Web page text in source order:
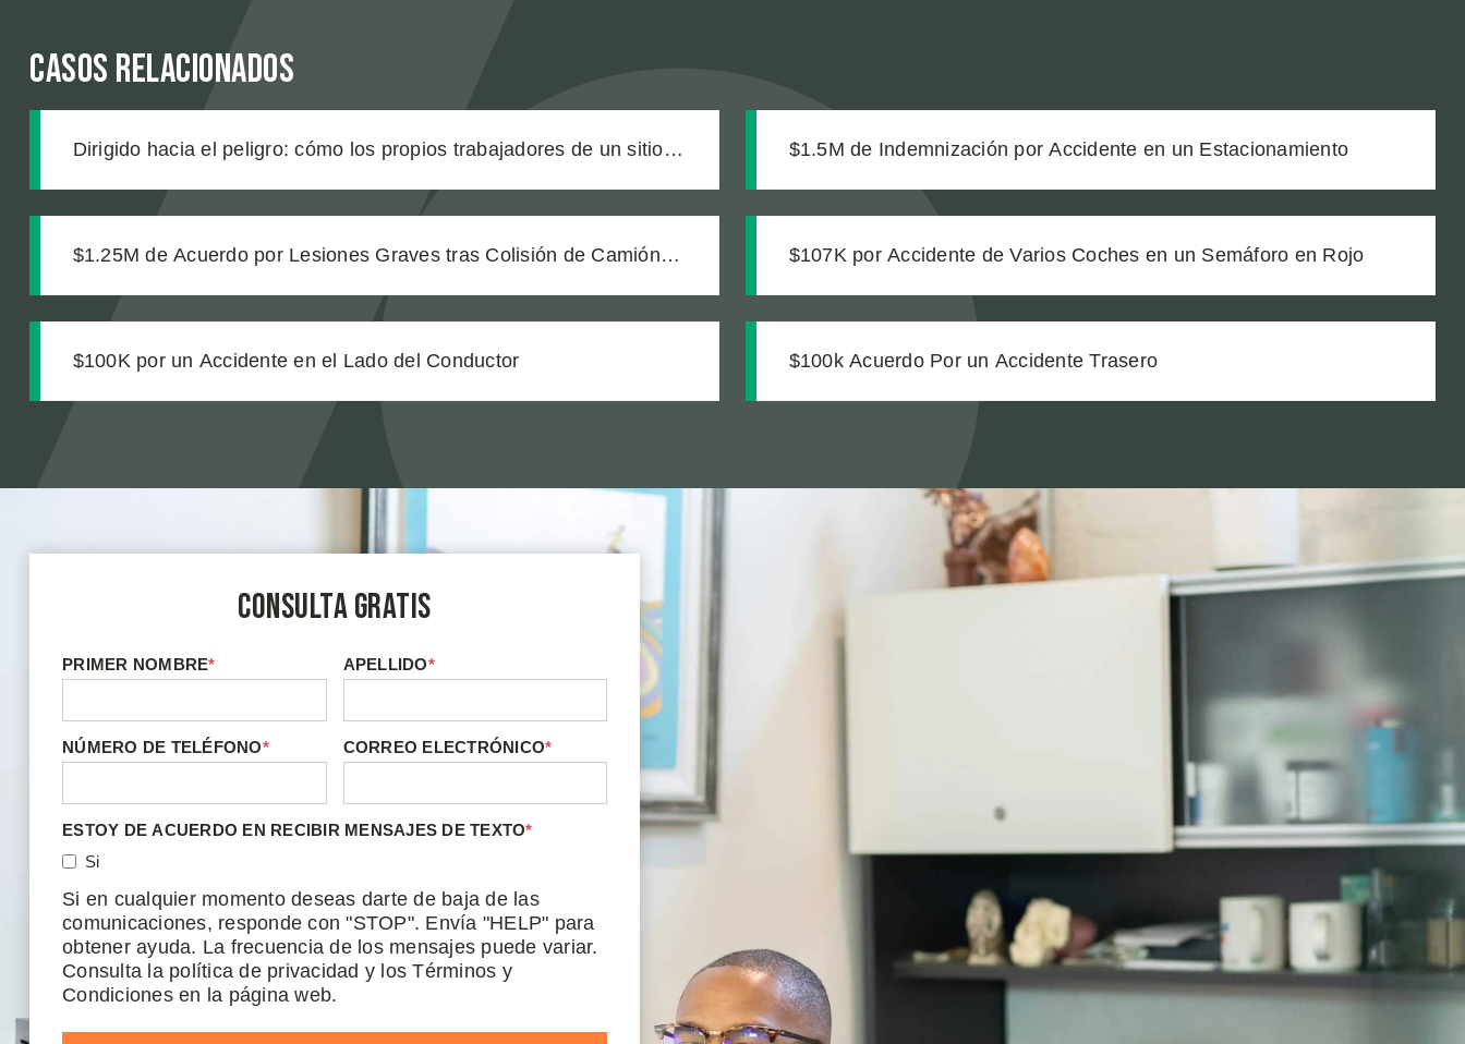
Casos relacionados
Dirigido hacia el peligro: cómo los propios trabajadores de un sitio
$1.5M de Indemnización por Accidente en un Estacionamiento
$1.25M de Acuerdo por Lesiones Graves tras Colisión de Camión
$107K por Accidente de Varios Coches en un Semáforo en Rojo
$100K por un Accidente en el Lado del Conductor $100k Acuerdo Por un Accidente Trasero
Consulta Gratis
PRIMER NOMBRE* APELLIDO*
NÚMERO DE TELÉFONO* CORREO ELECTRÓNICO*
ESTOY DE ACUERDO EN RECIBIR MENSAJES DE TEXTO*
Si
Si en cualquier momento deseas darte de baja de las
comunicaciones, responde con "STOP". Envía "HELP" para
obtener ayuda. La frecuencia de los mensajes puede variar.
Consulta la política de privacidad y los Términos y
Condiciones en la página web.